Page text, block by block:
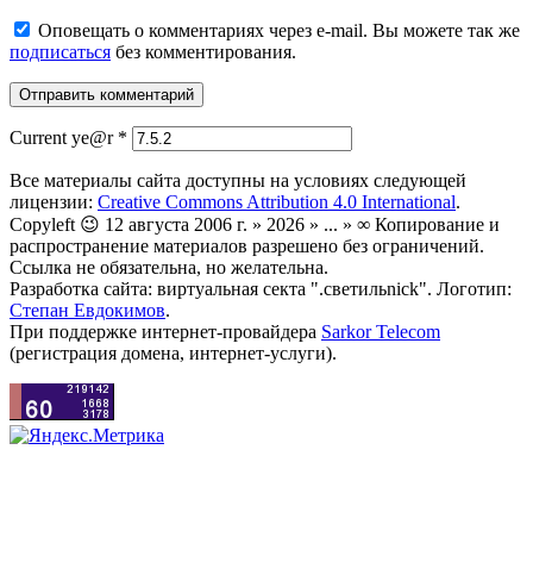
Оповещать о комментариях через e-mail. Вы можете так же
подписаться без комментирования.
Current ye@r *
Все материалы сайта доступны на условиях следующей
лицензии: Creative Commons Attribution 4.0 International.
Copyleft 😉 12 августа 2006 г. » 2026 » ... » ∞ Копирование и
распространение материалов разрешено без ограничений.
Ссылка не обязательна, но желательна.
Разработка сайта: виртуальная секта ".светильnick". Логотип:
Степан Евдокимов.
При поддержке интернет-провайдера Sarkor Telecom
(регистрация домена, интернет-услуги).